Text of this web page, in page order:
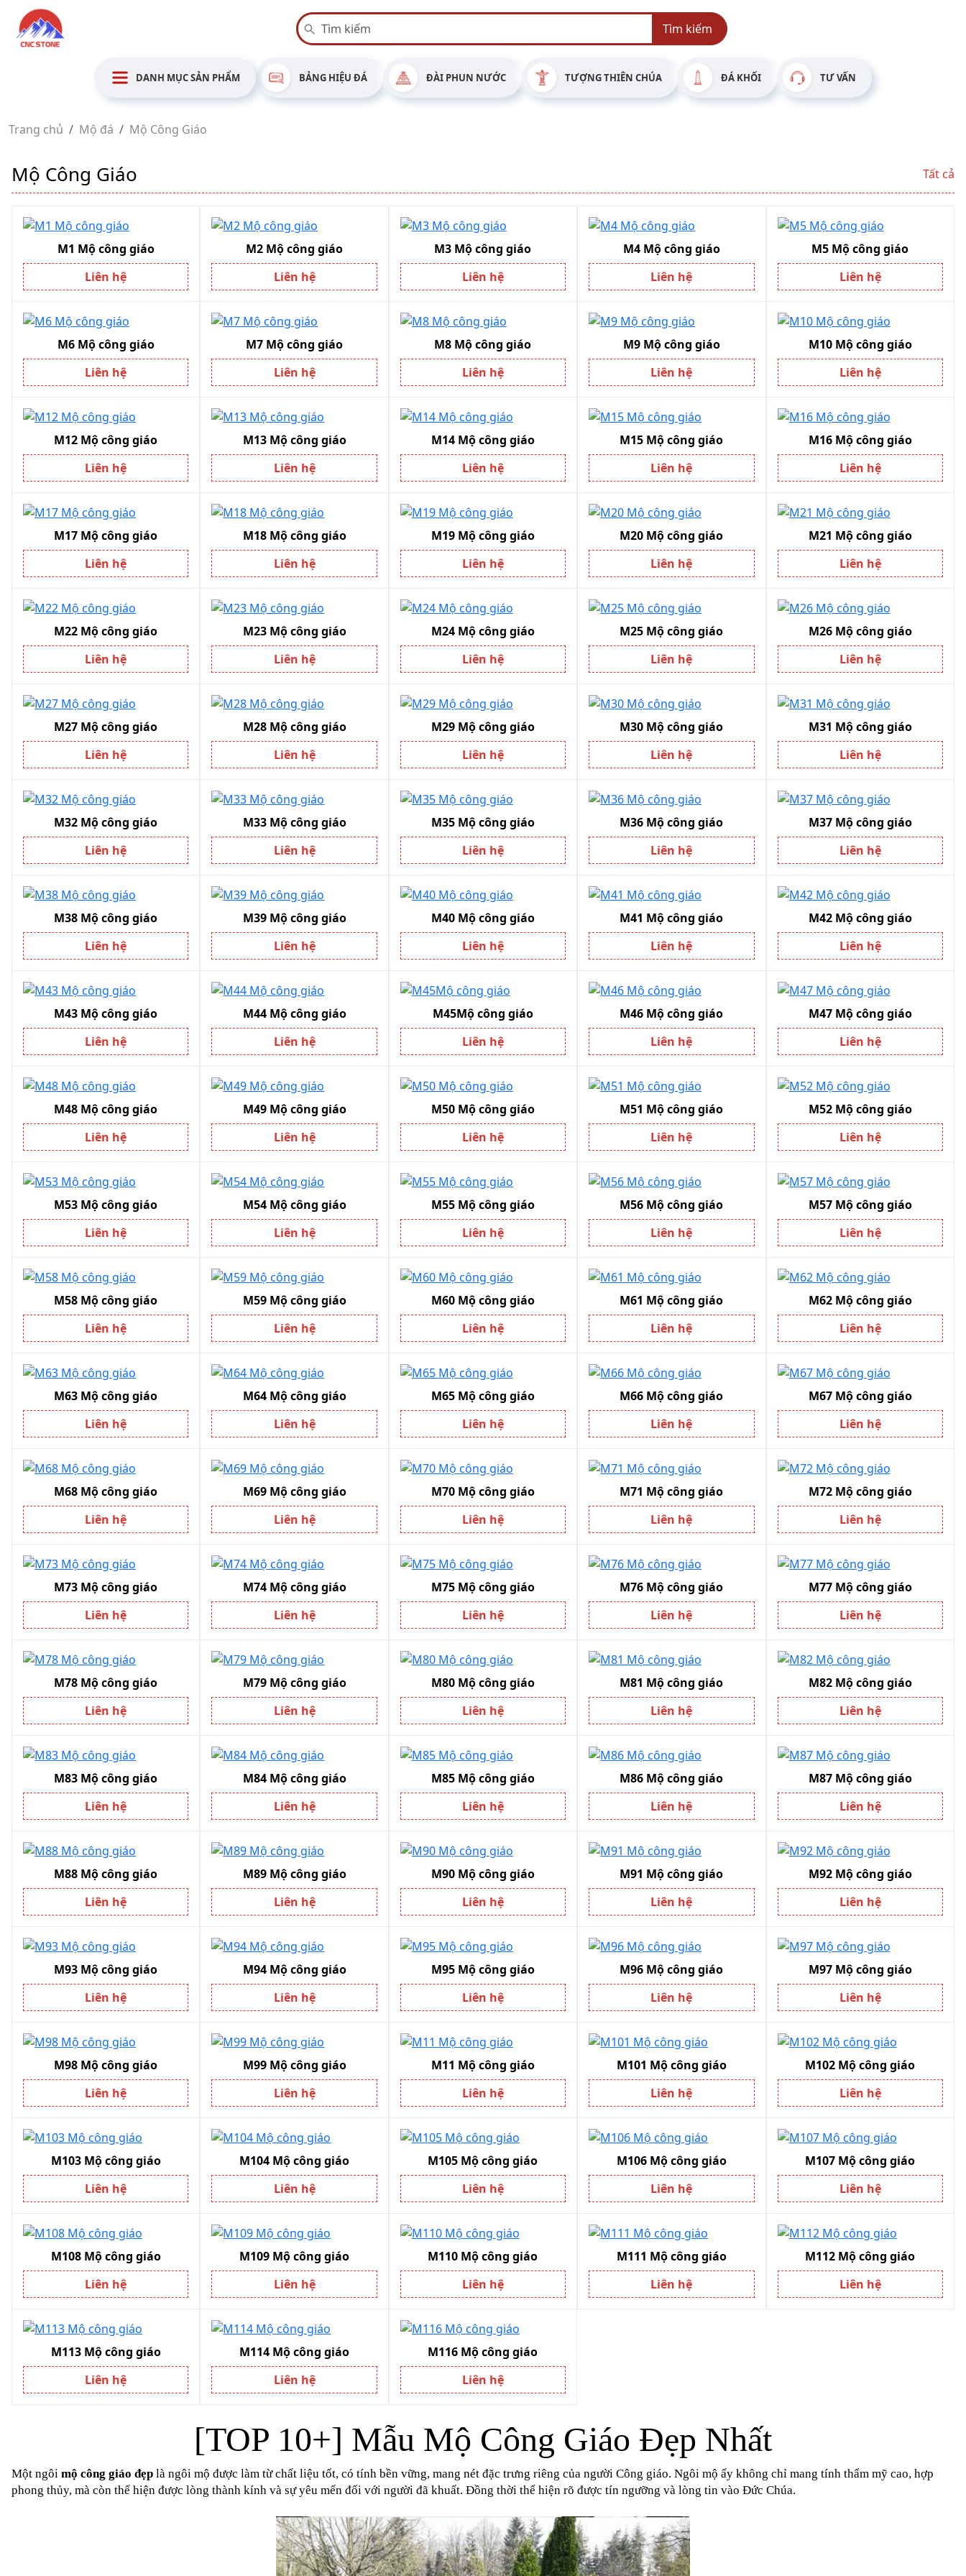
Tìm kiếm
DANH MỤC SẢN PHẨM BẢNG HIỆU ĐÁ ĐÀI PHUN NƯỚC TƯỢNG THIÊN CHÚA ĐÁ KHỐI TƯ VẤN
Trang chủ Mộ đá Mộ Công Giáo
Mộ Công Giáo Tất cả
M1 Mộ công giáo
Liên hệ
M2 Mộ công giáo
Liên hệ
M3 Mộ công giáo
Liên hệ
M4 Mộ công giáo
Liên hệ
M5 Mộ công giáo
Liên hệ
M6 Mộ công giáo
Liên hệ
M7 Mộ công giáo
Liên hệ
M8 Mộ công giáo
Liên hệ
M9 Mộ công giáo
Liên hệ
M10 Mộ công giáo
Liên hệ
M12 Mộ công giáo
Liên hệ
M13 Mộ công giáo
Liên hệ
M14 Mộ công giáo
Liên hệ
M15 Mộ công giáo
Liên hệ
M16 Mộ công giáo
Liên hệ
M17 Mộ công giáo
Liên hệ
M18 Mộ công giáo
Liên hệ
M19 Mộ công giáo
Liên hệ
M20 Mộ công giáo
Liên hệ
M21 Mộ công giáo
Liên hệ
M22 Mộ công giáo
Liên hệ
M23 Mộ công giáo
Liên hệ
M24 Mộ công giáo
Liên hệ
M25 Mộ công giáo
Liên hệ
M26 Mộ công giáo
Liên hệ
M27 Mộ công giáo
Liên hệ
M28 Mộ công giáo
Liên hệ
M29 Mộ công giáo
Liên hệ
M30 Mộ công giáo
Liên hệ
M31 Mộ công giáo
Liên hệ
M32 Mộ công giáo
Liên hệ
M33 Mộ công giáo
Liên hệ
M35 Mộ công giáo
Liên hệ
M36 Mộ công giáo
Liên hệ
M37 Mộ công giáo
Liên hệ
M38 Mộ công giáo
Liên hệ
M39 Mộ công giáo
Liên hệ
M40 Mộ công giáo
Liên hệ
M41 Mộ công giáo
Liên hệ
M42 Mộ công giáo
Liên hệ
M43 Mộ công giáo
Liên hệ
M44 Mộ công giáo
Liên hệ
M45Mộ công giáo
Liên hệ
M46 Mộ công giáo
Liên hệ
M47 Mộ công giáo
Liên hệ
M48 Mộ công giáo
Liên hệ
M49 Mộ công giáo
Liên hệ
M50 Mộ công giáo
Liên hệ
M51 Mộ công giáo
Liên hệ
M52 Mộ công giáo
Liên hệ
M53 Mộ công giáo
Liên hệ
M54 Mộ công giáo
Liên hệ
M55 Mộ công giáo
Liên hệ
M56 Mộ công giáo
Liên hệ
M57 Mộ công giáo
Liên hệ
M58 Mộ công giáo
Liên hệ
M59 Mộ công giáo
Liên hệ
M60 Mộ công giáo
Liên hệ
M61 Mộ công giáo
Liên hệ
M62 Mộ công giáo
Liên hệ
M63 Mộ công giáo
Liên hệ
M64 Mộ công giáo
Liên hệ
M65 Mộ công giáo
Liên hệ
M66 Mộ công giáo
Liên hệ
M67 Mộ công giáo
Liên hệ
M68 Mộ công giáo
Liên hệ
M69 Mộ công giáo
Liên hệ
M70 Mộ công giáo
Liên hệ
M71 Mộ công giáo
Liên hệ
M72 Mộ công giáo
Liên hệ
M73 Mộ công giáo
Liên hệ
M74 Mộ công giáo
Liên hệ
M75 Mộ công giáo
Liên hệ
M76 Mộ công giáo
Liên hệ
M77 Mộ công giáo
Liên hệ
M78 Mộ công giáo
Liên hệ
M79 Mộ công giáo
Liên hệ
M80 Mộ công giáo
Liên hệ
M81 Mộ công giáo
Liên hệ
M82 Mộ công giáo
Liên hệ
M83 Mộ công giáo
Liên hệ
M84 Mộ công giáo
Liên hệ
M85 Mộ công giáo
Liên hệ
M86 Mộ công giáo
Liên hệ
M87 Mộ công giáo
Liên hệ
M88 Mộ công giáo
Liên hệ
M89 Mộ công giáo
Liên hệ
M90 Mộ công giáo
Liên hệ
M91 Mộ công giáo
Liên hệ
M92 Mộ công giáo
Liên hệ
M93 Mộ công giáo
Liên hệ
M94 Mộ công giáo
Liên hệ
M95 Mộ công giáo
Liên hệ
M96 Mộ công giáo
Liên hệ
M97 Mộ công giáo
Liên hệ
M98 Mộ công giáo
Liên hệ
M99 Mộ công giáo
Liên hệ
M11 Mộ công giáo
Liên hệ
M101 Mộ công giáo
Liên hệ
M102 Mộ công giáo
Liên hệ
M103 Mộ công giáo
Liên hệ
M104 Mộ công giáo
Liên hệ
M105 Mộ công giáo
Liên hệ
M106 Mộ công giáo
Liên hệ
M107 Mộ công giáo
Liên hệ
M108 Mộ công giáo
Liên hệ
M109 Mộ công giáo
Liên hệ
M110 Mộ công giáo
Liên hệ
M111 Mộ công giáo
Liên hệ
M112 Mộ công giáo
Liên hệ
M113 Mộ công giáo
Liên hệ
M114 Mộ công giáo
Liên hệ
M116 Mộ công giáo
Liên hệ
[TOP 10+] Mẫu Mộ Công Giáo Đẹp Nhất
Một ngôi mộ công giáo đẹp là ngôi mộ được làm từ chất liệu tốt, có tính bền vững, mang nét đặc trưng riêng của người Công giáo. Ngôi mộ ấy không chỉ mang tính thẩm mỹ cao, hợp
phong thủy, mà còn thể hiện được lòng thành kính và sự yêu mến đối với người đã khuất. Đồng thời thể hiện rõ được tín ngưỡng và lòng tin vào Đức Chúa.